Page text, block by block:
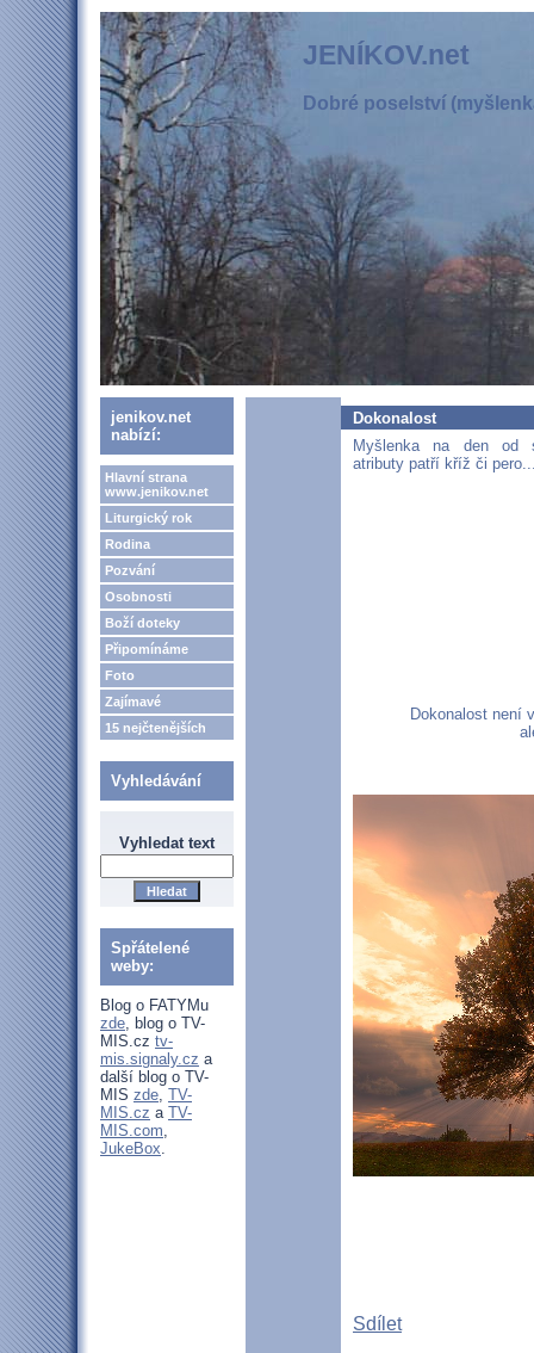
JENÍKOV.net
Dobré poselství
jenikov.net
nabízí:
Hlavní strana
www.jenikov.net
Liturgický rok
Rodina
Pozvání
Osobnosti
Boží doteky
Připomínáme
Foto
Zajímavé
15 nejčtenějších
Vyhledávání
Vyhledat text
Spřátelené
weby:
Blog o FATYMu
zde, blog o TV-
MIS.cz tv-
mis.signaly.cz a
další blog o TV-
MIS zde, TV-
MIS.cz a TV-
MIS.com,
JukeBox.
Dokonalost
Myšlenka na den od
atributy patří kříž či
Dokonalost není
Sdílet